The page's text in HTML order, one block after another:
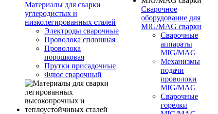
Материалы для сварки
углеродистых и
низколегированных сталей
Электроды сварочные
Проволока сплошная
Проволока
порошковая
Прутки присадочные
Флюс сварочный
Сварочное
оборудование для
MIG/MAG сварки
Сварочные
аппараты
MIG/MAG
Механизмы
подачи
проволоки
MIG/MAG
Сварочные
горелки